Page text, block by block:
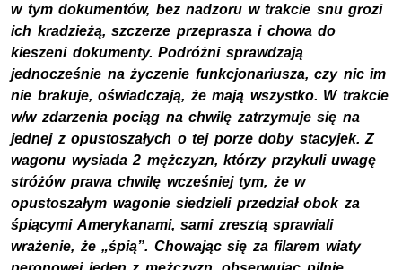
w tym dokumentów, bez nadzoru w trakcie snu grozi
ich kradzieżą, szczerze przeprasza i chowa do
kieszeni dokumenty. Podróżni sprawdzają
jednocześnie na życzenie funkcjonariusza, czy nic im
nie brakuje, oświadczają, że mają wszystko. W trakcie
w/w zdarzenia pociąg na chwilę zatrzymuje się na
jednej z opustoszałych o tej porze doby stacyjek. Z
wagonu wysiada 2 mężczyzn, którzy przykuli uwagę
stróżów prawa chwilę wcześniej tym, że w
opustoszałym wagonie siedzieli przedział obok za
śpiącymi Amerykanami, sami zresztą sprawiali
wrażenie, że „śpią”. Chowając się za filarem wiaty